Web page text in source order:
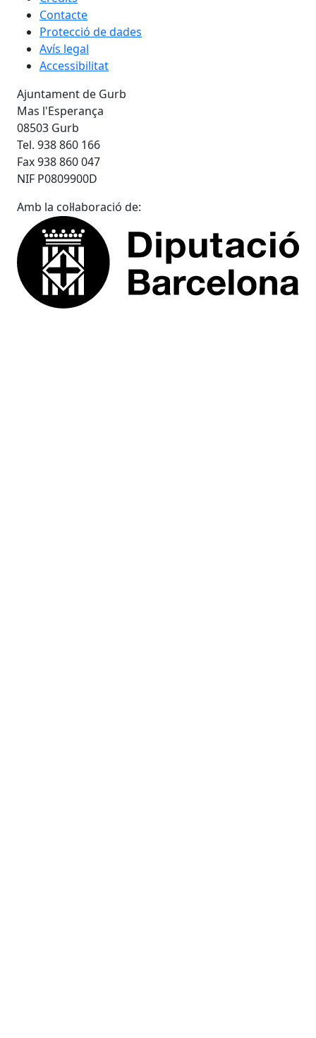
Contacte
Protecció de dades
Avís legal
Accessibilitat
Ajuntament de Gurb
Mas l'Esperança
08503 Gurb
Tel. 938 860 166
Fax 938 860 047
NIF P0809900D
Amb la col·laboració de: